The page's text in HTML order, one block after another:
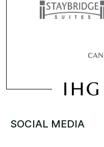
SOCIAL MEDIA